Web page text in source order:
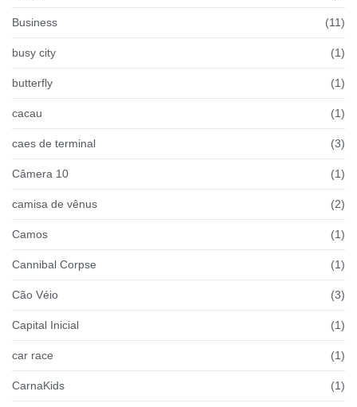
Business (11)
busy city (1)
butterfly (1)
cacau (1)
caes de terminal (3)
Câmera 10 (1)
camisa de vênus (2)
Camos (1)
Cannibal Corpse (1)
Cão Véio (3)
Capital Inicial (1)
car race (1)
CarnaKids (1)